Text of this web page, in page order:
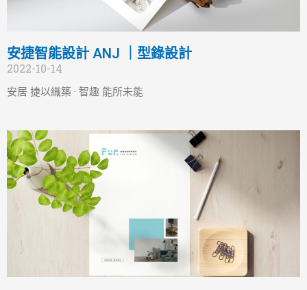
安捷智能設計 ANJ ｜型錄設計
2022-10-14
安居 捷以織築 · 智趣 能所未能